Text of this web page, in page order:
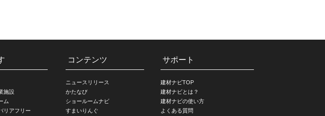
施設
ム
リアフリー
コンテンツ
ニュースリリース
かたなび
ショールームナビ
すまいりんぐ
サポート
建材ナビTOP
建材ナビとは？
建材ナビの使い方
よくある質問